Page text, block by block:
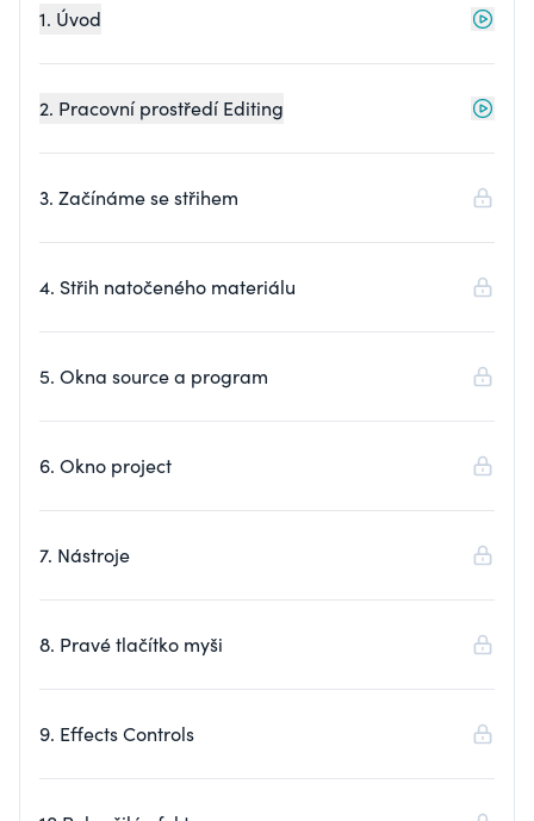
1. Úvod
2. Pracovní prostředí Editing
3. Začínáme se střihem
4. Střih natočeného materiálu
5. Okna source a program
6. Okno project
7. Nástroje
8. Pravé tlačítko myši
9. Effects Controls